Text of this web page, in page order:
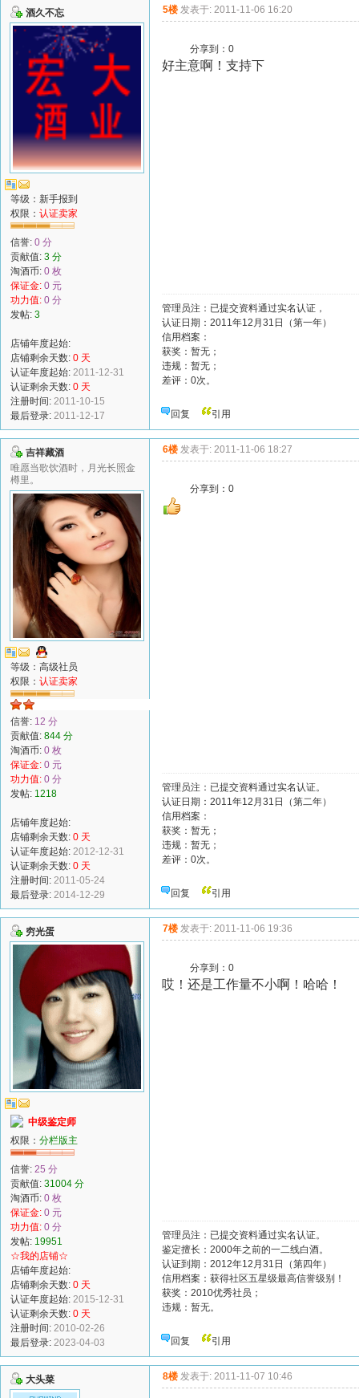
酒久不忘
等级：新手报到
权限： 认证卖家
信誉: 0 分
贡献值: 3 分
淘酒币: 0 枚
保证金: 0 元
功力值: 0 分
发帖: 3
店铺年度起始:
店铺剩余天数: 0 天
认证年度起始: 2011-12-31
认证剩余天数: 0 天
注册时间: 2011-10-15
最后登录: 2011-12-17
5楼 发表于: 2011-11-06 16:20
分享到： 0
好主意啊！支持下
管理员注：已提交资料通过实名认证，
认证日期：2011年12月31日（第一年）
信用档案：
获奖：暂无；
违规：暂无；
差评：0次。
回复 引用
吉祥藏酒
唯愿当歌饮酒时，月光长照金
樽里。
等级：高级社员
权限： 认证卖家
信誉: 12 分
贡献值: 844 分
淘酒币: 0 枚
保证金: 0 元
功力值: 0 分
发帖: 1218
店铺年度起始:
店铺剩余天数: 0 天
认证年度起始: 2012-12-31
认证剩余天数: 0 天
注册时间: 2011-05-24
最后登录: 2014-12-29
6楼 发表于: 2011-11-06 18:27
分享到： 0
管理员注：已提交资料通过实名认证。
认证日期：2011年12月31日（第二年）
信用档案：
获奖：暂无；
违规：暂无；
差评：0次。
回复 引用
穷光蛋
中级鉴定师
权限： 分栏版主
信誉: 25 分
贡献值: 31004 分
淘酒币: 0 枚
保证金: 0 元
功力值: 0 分
发帖: 19951
☆我的店铺☆
店铺年度起始:
店铺剩余天数: 0 天
认证年度起始: 2015-12-31
认证剩余天数: 0 天
注册时间: 2010-02-26
最后登录: 2023-04-03
7楼 发表于: 2011-11-06 19:36
分享到： 0
哎！还是工作量不小啊！哈哈！
管理员注：已提交资料通过实名认证。
鉴定擅长：2000年之前的一二线白酒。
认证到期：2012年12月31日（第四年）
信用档案：获得社区五星级最高信誉级别！
获奖：2010优秀社员；
违规：暂无。
回复 引用
大头菜 8楼 发表于: 2011-11-07 10:46